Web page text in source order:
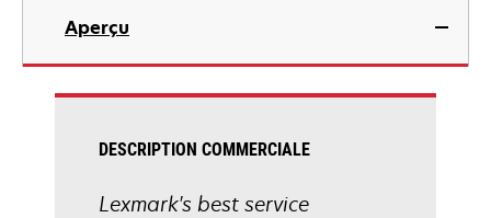
Aperçu
DESCRIPTION COMMERCIALE
Lexmark's best service